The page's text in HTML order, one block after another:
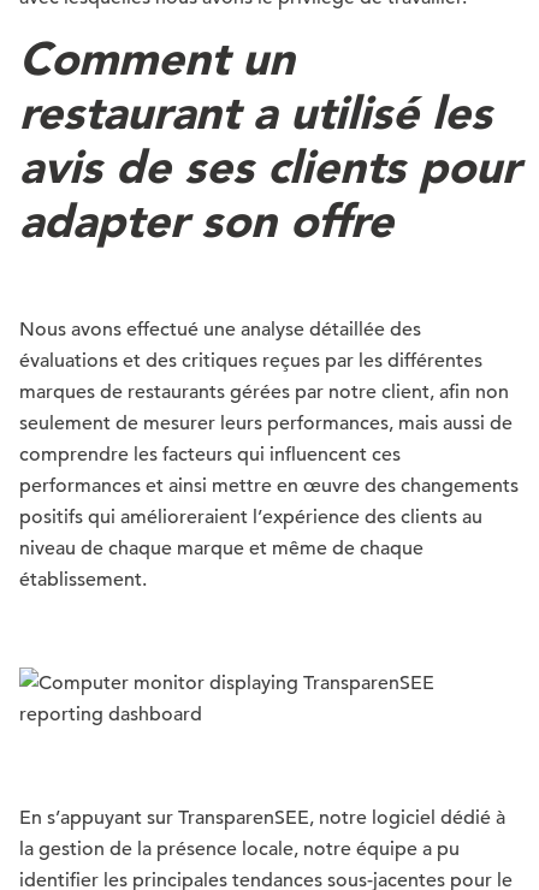
Comment un
restaurant a utilisé les
avis de ses clients pour
adapter son offre
Nous avons effectué une analyse détaillée des
évaluations et des critiques reçues par les différentes
marques de restaurants gérées par notre client, afin non
seulement de mesurer leurs performances, mais aussi de
comprendre les facteurs qui influencent ces
performances et ainsi mettre en œuvre des changements
positifs qui amélioreraient l’expérience des clients au
niveau de chaque marque et même de chaque
établissement.
En s’appuyant sur TransparenSEE, notre logiciel dédié à
la gestion de la présence locale, notre équipe a pu
identifier les principales tendances sous-jacentes pour le